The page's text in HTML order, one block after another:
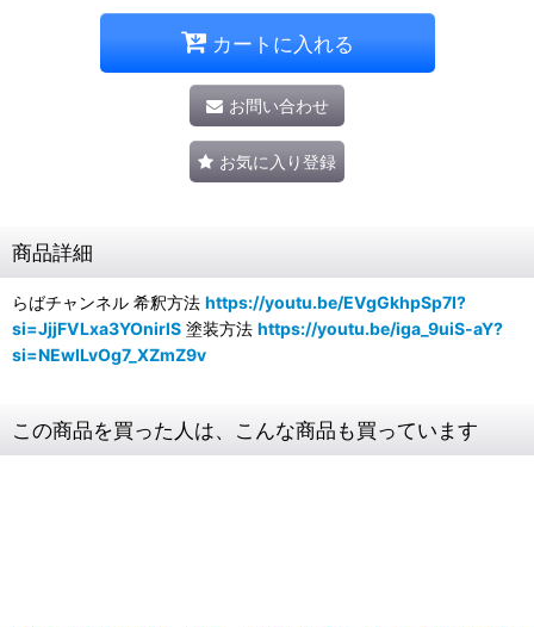
カートに入れる
お問い合わせ
お気に入り登録
商品詳細
らばチャンネル 希釈方法 https://youtu.be/EVgGkhpSp7I?
si=JjjFVLxa3YOnirlS 塗装方法 https://youtu.be/iga_9uiS-aY?
si=NEwILvOg7_XZmZ9v
この商品を買った人は、こんな商品も買っています